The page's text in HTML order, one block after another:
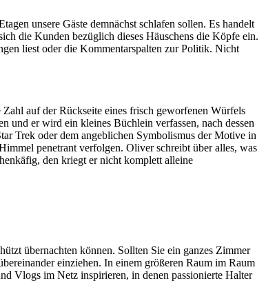
unsere Gäste demnächst schlafen sollen. Es handelt
die Kunden bezüglich dieses Häuschens die Köpfe ein.
liest oder die Kommentarspalten zur Politik. Nicht
auf der Rückseite eines frisch geworfenen Würfels
und er wird ein kleines Büchlein verfassen, nach dessen
Trek oder dem angeblichen Symbolismus der Motive in
penetrant verfolgen. Oliver schreibt über alles, was
den kriegt er nicht komplett alleine
übernachten können. Sollten Sie ein ganzes Zimmer
einziehen. In einem größeren Raum im Raum
Vlogs im Netz inspirieren, in denen passionierte Halter